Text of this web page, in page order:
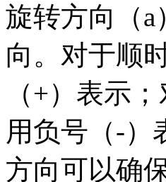
旋转方向（
向。对于顺
（+）表示
用负号（-）
方向可以确